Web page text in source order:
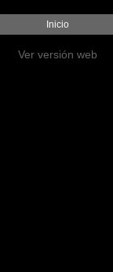
Inicio
Ver versión web